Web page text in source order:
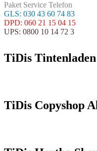
Paket Service Telefon
GLS: 030 43 60 74 83
DPD: 060 21 15 04 15
UPS: 0800 10 14 72 3
TiDis
TiDis Copyshop